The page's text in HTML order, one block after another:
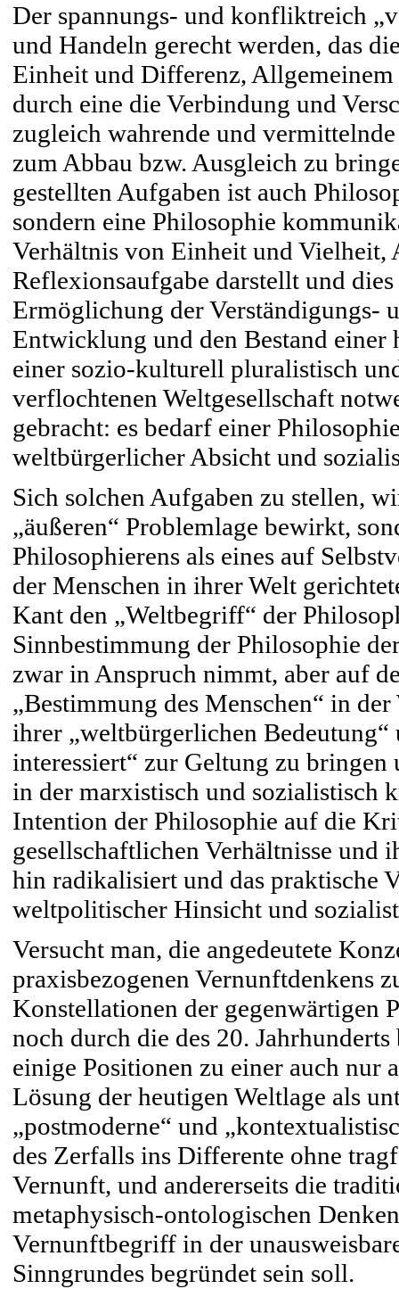
Der spannungs- und konfliktreich
und Handeln gerecht werden, das
Einheit und Differenz,
durch eine die Verbindung und
zugleich wahrende und
zum Abbau bzw. Ausgleich zu
gestellten Aufgaben ist auch
sondern eine Philosophie
Verhältnis von Einheit und Vielheit,
Reflexionsaufgabe darstellt und
Ermöglichung der Verständigungs-
Entwicklung und den Bestand einer
einer sozio-kulturell pluralistisch
verflochtenen Weltgesellschaft
gebracht: es bedarf einer
weltbürgerlicher Absicht und
Sich solchen Aufgaben zu stellen,
„äußeren“ Problemlage bewirkt,
Philosophierens als eines auf
der Menschen in ihrer Welt
Kant den „Weltbegriff“ der
Sinnbestimmung der Philosophie
zwar in Anspruch nimmt, aber auf
„Bestimmung des Menschen“ in
ihrer „weltbürgerlichen
interessiert“ zur Geltung zu
in der marxistisch und sozialistisch
Intention der Philosophie auf die
gesellschaftlichen Verhältnisse und
hin radikalisiert und das praktische
weltpolitischer Hinsicht und
Versucht man, die angedeutete
praxisbezogenen Vernunftdenkens
Konstellationen der gegenwärtigen
noch durch die des 20.
einige Positionen zu einer auch nur
Lösung der heutigen Weltlage als
„postmoderne“ und
des Zerfalls ins Differente ohne
Vernunft, und andererseits die
metaphysisch-ontologischen
Vernunftbegriff in der
Sinngrundes begründet sein soll.